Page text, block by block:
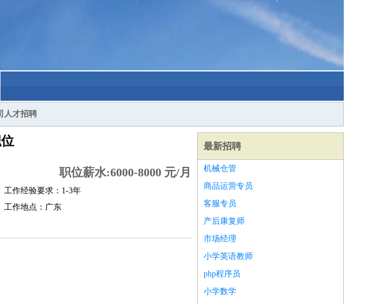
人才招聘
职位薪水:6000-8000 元/月
工作经验要求：1-3年
工作地点：广东
最新招聘
机械仓管
商品运营专员
客服专员
产后康复师
市场经理
小学英语教师
php程序员
小学数学